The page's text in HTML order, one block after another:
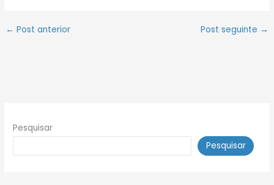
← Post anterior Post seguinte →
Pesquisar
Pesquisar